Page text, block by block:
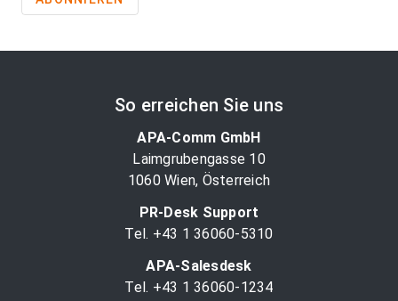
So erreichen Sie uns
APA-Comm GmbH
Laimgrubengasse 10
1060 Wien, Österreich
PR-Desk Support
Tel. +43 1 36060-5310
APA-Salesdesk
Tel. +43 1 36060-1234